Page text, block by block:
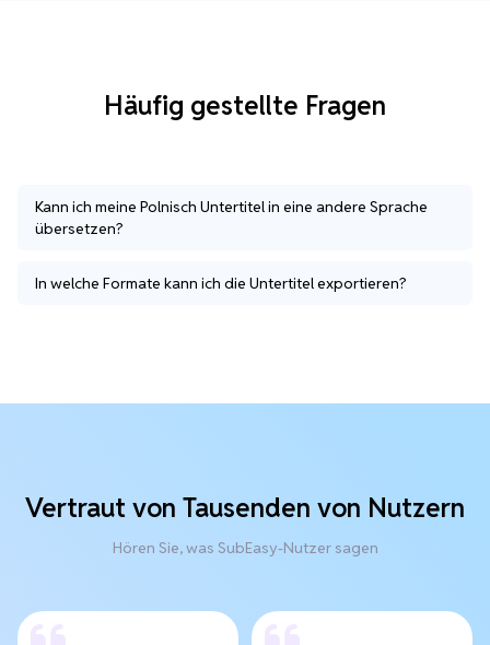
Häufig gestellte Fragen
Kann ich meine Polnisch Untertitel in eine andere Sprache
übersetzen?
In welche Formate kann ich die Untertitel exportieren?
Vertraut von Tausenden von Nutzern
Hören Sie, was SubEasy-Nutzer sagen